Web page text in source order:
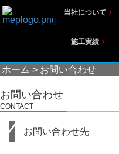
当社について
施工実績
ホーム > お問い合わせ
お問い合わせ
CONTACT
お問い合わせ先